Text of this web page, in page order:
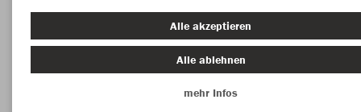
Alle akzeptieren
Alle ablehnen
mehr Infos